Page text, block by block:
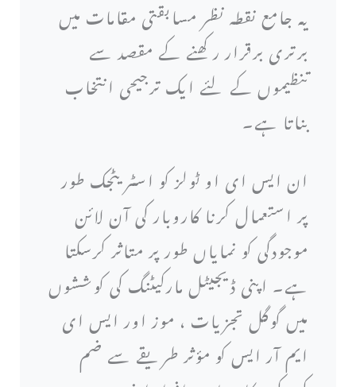
یہ جامع نقطہ نظر مسابقتی مقامات میں
برتری برقرار رکھنے کے مقصد سے
تنظیموں کے لئے ایک ترجیحی انتخاب
بناتا ہے۔
ان ایس ای او ٹولز کو اسٹریٹجک طور
پر استعمال کرنا کاروبار کی آن لائن
موجودگی کو نمایاں طور پر متاثر کرسکتا
ہے۔ اپنی ڈیجیٹل مارکیٹنگ کی کوششوں
میں گوگل تجزیات ، موز اور ایس ای
ایم آر ایس کو مؤثر طریقے سے ضم